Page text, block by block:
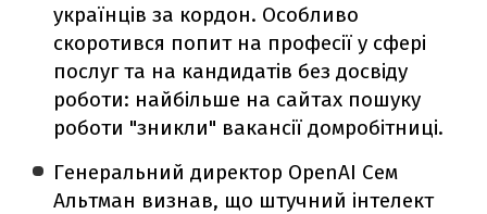
українців за кордон. Особливо
скоротився попит на професії у сфері
послуг та на кандидатів без досвіду
роботи: найбільше на сайтах пошуку
роботи "зникли" вакансії домробітниці.
Генеральний директор OpenAI Сем
Альтман визнав, що штучний інтелект